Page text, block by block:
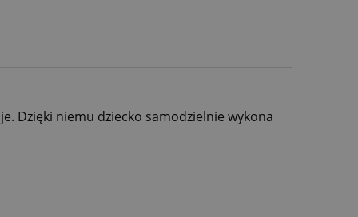
Dzięki niemu dziecko samodzielnie wykona